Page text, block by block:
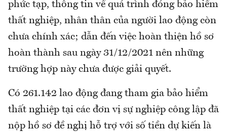
phức tạp, thông tin về quá trình đóng bảo hiểm
thất nghiệp, nhân thân của người lao động còn
chưa chính xác; dẫn đến việc hoàn thiện hồ sơ
hoàn thành sau ngày 31/12/2021 nên những
trường hợp này chưa được giải quyết.
Có 261.142 lao động đang tham gia bảo hiểm
thất nghiệp tại các đơn vị sự nghiệp công lập đã
nộp hồ sơ đề nghị hỗ trợ với số tiền dự kiến là